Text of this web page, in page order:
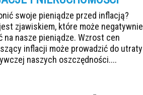
swoje pieniądze przed inflacją?
zjawiskiem, które może negatywnie
na nasze pieniądze. Wzrost cen
inflacji może prowadzić do utraty
naszych oszczędności....